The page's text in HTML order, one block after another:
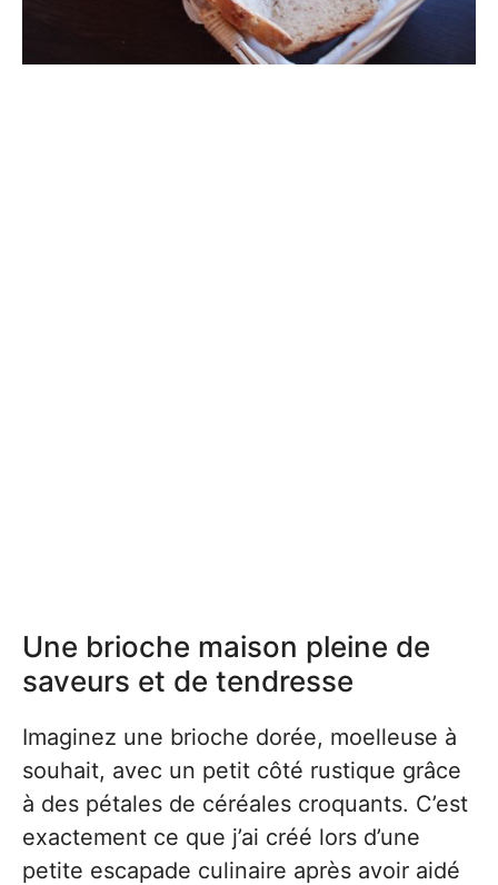
Une brioche maison pleine de
saveurs et de tendresse
Imaginez une brioche dorée, moelleuse à
souhait, avec un petit côté rustique grâce
à des pétales de céréales croquants. C’est
exactement ce que j’ai créé lors d’une
petite escapade culinaire après avoir aidé